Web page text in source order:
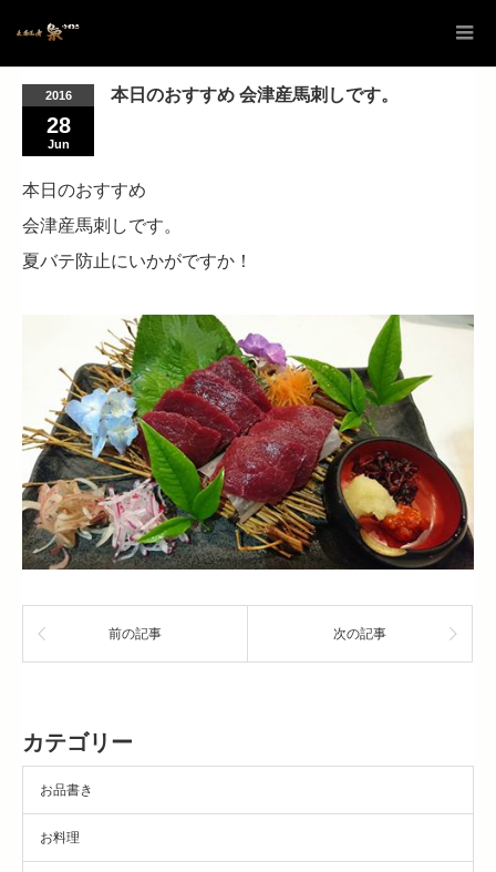
2016
28
Jun
本日のおすすめ 会津産馬刺しです。
本日のおすすめ
会津産馬刺しです。
夏バテ防止にいかがですか！
前の記事 次の記事
カテゴリー
お品書き
お料理